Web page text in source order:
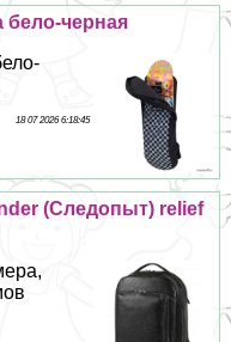
бело-черная
18 07 2026 6:18:45
(Следопыт) relief